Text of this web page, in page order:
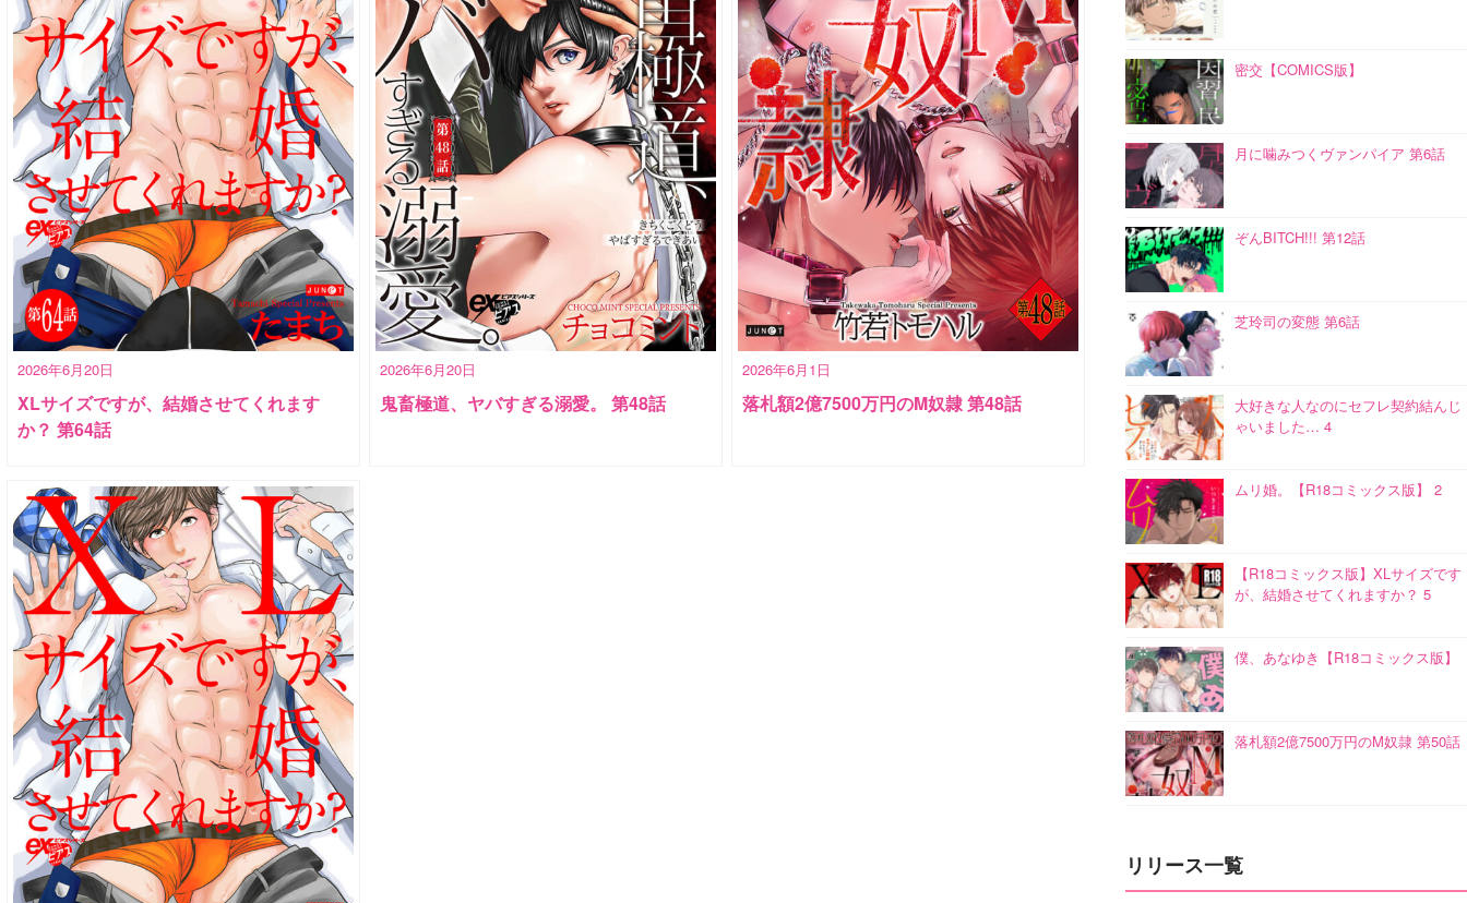
2026年6月20日
XLサイズですが、結婚させてくれます
か？ 第64話
2026年6月20日
鬼畜極道、ヤバすぎる溺愛。 第48話
2026年6月1日
落札額2億7500万円のM奴隷 第48話
密交【COMICS版】
月に噛みつくヴァンパイア 第6話
ぞんBITCH!!! 第12話
芝玲司の変態 第6話
大好きな人なのにセフレ契約結んじ
ゃいました… 4
ムリ婚。【R18コミックス版】 2
【R18コミックス版】XLサイズです
が、結婚させてくれますか？ 5
僕、あなゆき【R18コミックス版】
落札額2億7500万円のM奴隷 第50話
リリース一覧